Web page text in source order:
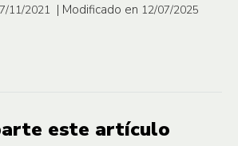
11/2021 | Modificado en 12/07/2025
este artículo